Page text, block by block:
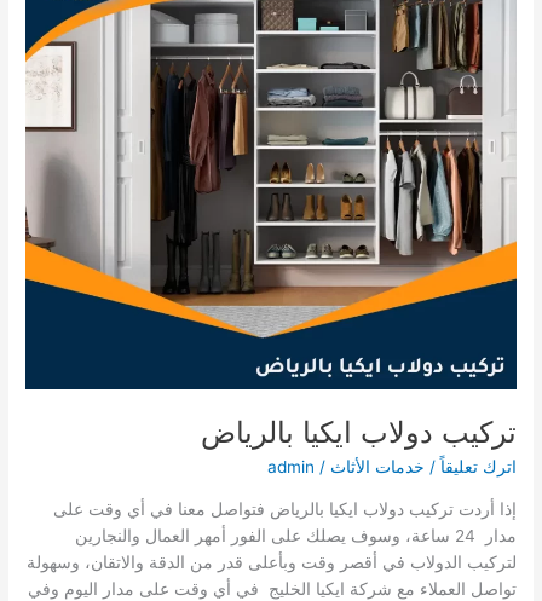
تركيب دولاب ايكيا بالرياض
اترك تعليقاً / خدمات الأثاث /
admin
إذا أردت تركيب دولاب ايكيا بالرياض فتواصل معنا في أي وقت على
مدار 24 ساعة، وسوف يصلك على الفور أمهر العمال والنجارين
لتركيب الدولاب في أقصر وقت وبأعلى قدر من الدقة والاتقان، وسهولة
تواصل العملاء مع شركة ايكيا الخليج في أي وقت على مدار اليوم وفي